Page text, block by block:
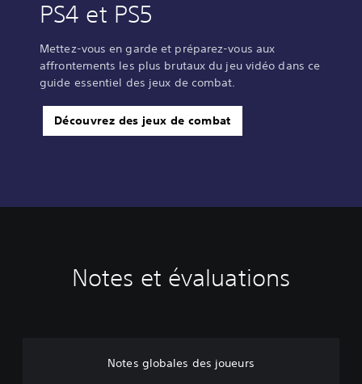
PS4 et PS5
Mettez-vous en garde et préparez-vous aux
affrontements les plus brutaux du jeu vidéo dans ce
guide essentiel des jeux de combat.
Découvrez des jeux de combat
Notes et évaluations
Notes globales des joueurs